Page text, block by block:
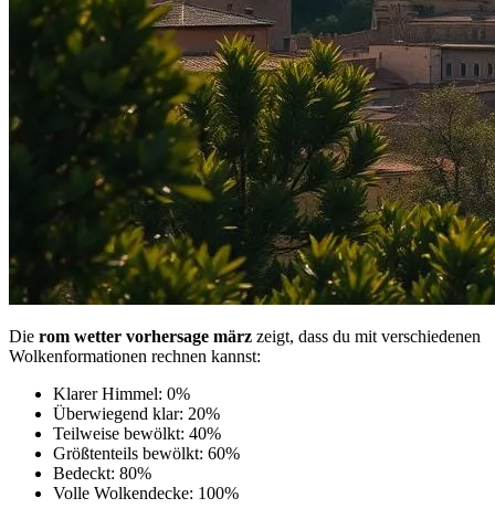
Die rom wetter vorhersage märz zeigt, dass du mit verschiedenen
Wolkenformationen rechnen kannst:
Klarer Himmel: 0%
Überwiegend klar: 20%
Teilweise bewölkt: 40%
Größtenteils bewölkt: 60%
Bedeckt: 80%
Volle Wolkendecke: 100%